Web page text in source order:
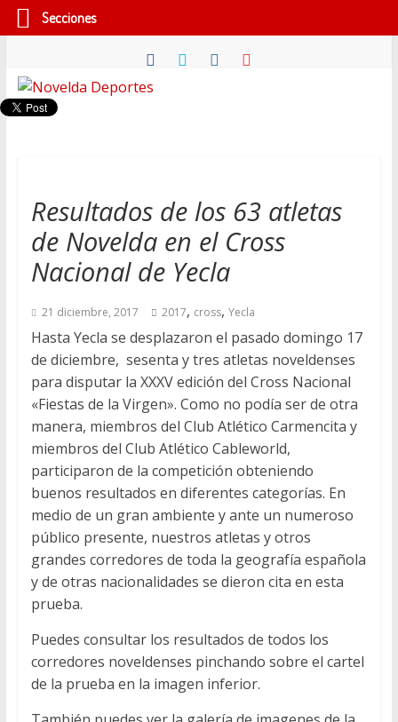
contenido
Novelda
Pasión
por
nuestro
deporte
Resultados de los 63 atletas
de Novelda en el Cross
Nacional de Yecla
21 diciembre, 2017 2017, cross, Yecla
Hasta Yecla se desplazaron el pasado domingo 17
de diciembre, sesenta y tres atletas noveldenses
para disputar la XXXV edición del Cross Nacional
«Fiestas de la Virgen». Como no podía ser de otra
manera, miembros del Club Atlético Carmencita y
miembros del Club Atlético Cableworld,
participaron de la competición obteniendo
buenos resultados en diferentes categorías. En
medio de un gran ambiente y ante un numeroso
público presente, nuestros atletas y otros
grandes corredores de toda la geografía española
y de otras nacionalidades se dieron cita en esta
prueba.
Puedes consultar los resultados de todos los
corredores noveldenses pinchando sobre el cartel
de la prueba en la imagen inferior.
Secciones